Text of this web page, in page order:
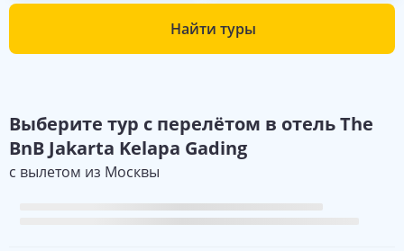
Найти туры
Выберите тур с перелётом в отельThe
BnB Jakarta Kelapa Gading
с вылетом из Москвы